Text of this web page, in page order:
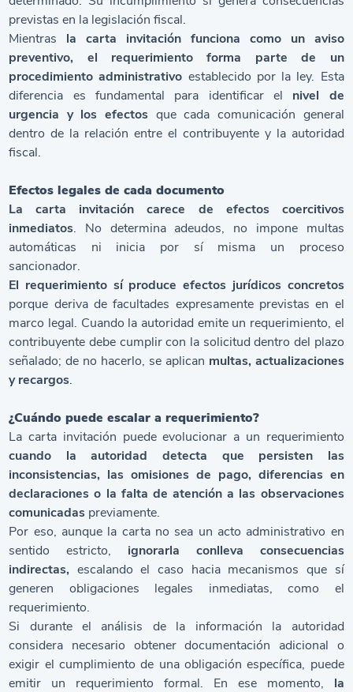
previstas en la legislación fiscal.
Mientras la carta invitación funciona como un aviso
preventivo, el requerimiento forma parte de un
procedimiento administrativo establecido por la ley. Esta
diferencia es fundamental para identificar el nivel de
urgencia y los efectos que cada comunicación general
dentro de la relación entre el contribuyente y la autoridad
fiscal.
Efectos legales de cada documento
La carta invitación carece de efectos coercitivos
inmediatos. No determina adeudos, no impone multas
automáticas ni inicia por sí misma un proceso
sancionador.
El requerimiento sí produce efectos jurídicos concretos
porque deriva de facultades expresamente previstas en el
marco legal. Cuando la autoridad emite un requerimiento, el
contribuyente debe cumplir con la solicitud dentro del plazo
señalado; de no hacerlo, se aplican multas, actualizaciones
y recargos.
¿Cuándo puede escalar a requerimiento?
La carta invitación puede evolucionar a un requerimiento
cuando la autoridad detecta que persisten las
inconsistencias, las omisiones de pago, diferencias en
declaraciones o la falta de atención a las observaciones
comunicadas previamente.
Por eso, aunque la carta no sea un acto administrativo en
sentido estricto, ignorarla conlleva consecuencias
indirectas, escalando el caso hacia mecanismos que sí
generen obligaciones legales inmediatas, como el
requerimiento.
Si durante el análisis de la información la autoridad
considera necesario obtener documentación adicional o
exigir el cumplimiento de una obligación específica, puede
emitir un requerimiento formal. En ese momento, la